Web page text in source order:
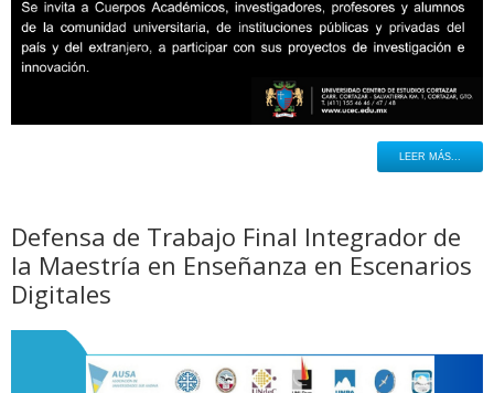
LEER MÁS...
Defensa de Trabajo Final Integrador de
la Maestría en Enseñanza en Escenarios
Digitales